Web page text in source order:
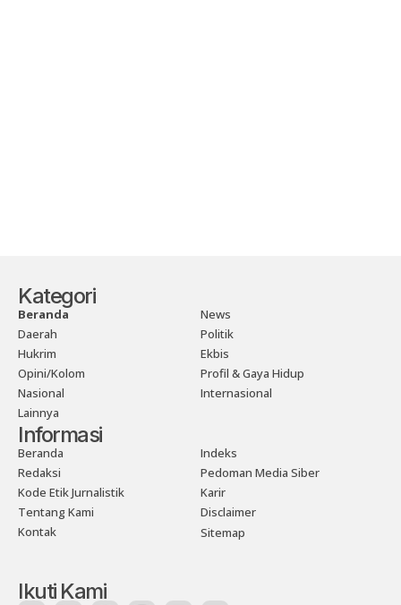
Kategori
Beranda
News
Daerah
Politik
Hukrim
Ekbis
Opini/Kolom
Profil & Gaya Hidup
Nasional
Internasional
Lainnya
Informasi
Beranda
Indeks
Redaksi
Pedoman Media Siber
Kode Etik Jurnalistik
Karir
Tentang Kami
Disclaimer
Kontak
Sitemap
Ikuti Kami